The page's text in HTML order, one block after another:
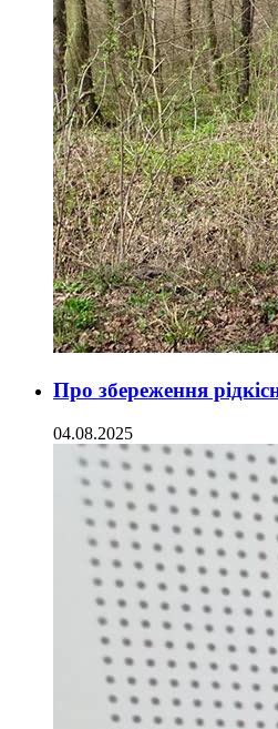
Про збереження
04.08.2025